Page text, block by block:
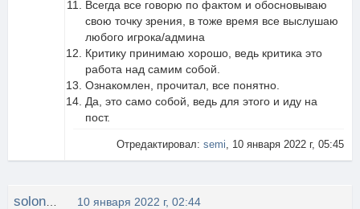
Всегда все говорю по фактом и обосновываю
свою точку зрения, в тоже время все выслушаю
любого игрока/админа
Критику принимаю хорошо, ведь критика это
работа над самим собой.
Ознакомлен, прочитал, все понятно.
Да, это само собой, ведь для этого и иду на
пост.
Отредактировал: semi, 10 января 2022 г, 05:45
10 января 2022 г, 02:44